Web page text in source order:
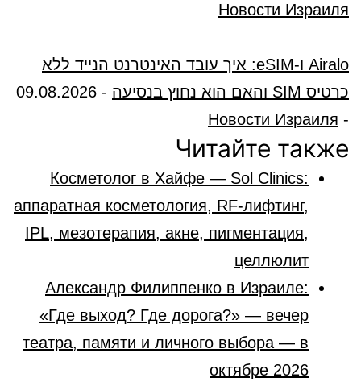
Новости Израиля
Airalo ו-eSIM: איך עובד האינטרנט הנייד ללא
כרטיס SIM והאם הוא נחוץ בנסיעה
-
09.08.2026
-
Новости Израиля
Читайте также
Косметолог в Хайфе — Sol Clinics:
аппаратная косметология, RF-лифтинг,
IPL, мезотерапия, акне, пигментация,
целлюлит
Александр Филиппенко в Израиле:
«Где выход? Где дорога?» — вечер
театра, памяти и личного выбора — в
октябре 2026